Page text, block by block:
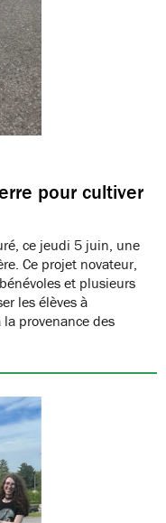
pour cultiver
ce jeudi 5 juin, une
Ce projet novateur,
et plusieurs
les élèves à
la provenance des